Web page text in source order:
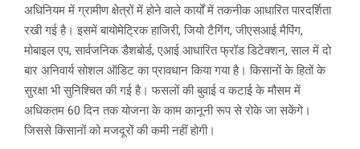
अधिनियम में ग्रामीण क्षेत्रों में होने वाले कार्यों में तकनीक आधारित पारदर्शिता
रखी गई है। इसमें बायोमेट्रिक हाजिरी, जियो टैगिंग, जीएसआई मैपिंग,
मोबाइल एप, सार्वजनिक डैशबोर्ड, एआई आधारित फ्रॉड डिटेक्शन, साल में दो
बार अनिवार्य सोशल ऑडिट का प्रावधान किया गया है। किसानों के हितों के
सुरक्षा भी सुनिश्चित की गई है। फसलों की बुवाई व कटाई के मौसम में
अधिकतम 60 दिन तक योजना के काम कानूनी रूप से रोके जा सकेंगे।
जिससे किसानों को मजदूरों की कमी नहीं होगी।